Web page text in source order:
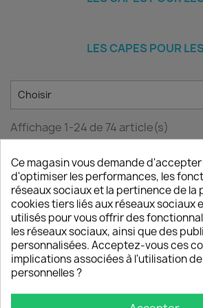
LES CAPES POUR
Choisir
Affichage 1-24 de 74 article(s)
Cape XL PIED De
COQ Et NOIR
155,00 €
NOUVEAU
NUMBER Cape
Pour Adulte
NOUVEAU
Ce magasin vous demande
d'optimiser les performances, les
réseaux sociaux et la pertinence de la
cookies tiers liés aux réseaux sociaux
utilisés pour vous offrir des
les réseaux sociaux, ainsi que des
personnalisées. Acceptez-vous ces
implications associées à l'utilisation
personnelles ?